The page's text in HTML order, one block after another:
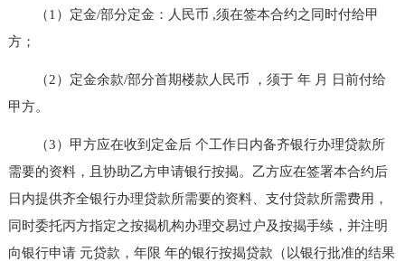
（1）定金/部分定金：人民币 ,须在签本合约之同时付给甲
方；
（2）定金余款/部分首期楼款人民币 ，须于 年 月 日前付给
甲方。
（3）甲方应在收到定金后 个工作日内备齐银行办理贷款所
需要的资料，且协助乙方申请银行按揭。乙方应在签署本合约后
日内提供齐全银行办理贷款所需要的资料、支付贷款所需费用，
同时委托丙方指定之按揭机构办理交易过户及按揭手续，并注明
向银行申请 元贷款，年限 年的银行按揭贷款（以银行批准的结果